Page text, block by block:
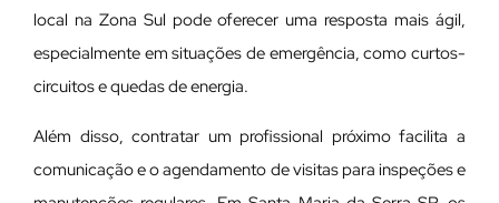
local na Zona Sul pode oferecer uma resposta mais ágil,
especialmente em situações de emergência, como curtos-
circuitos e quedas de energia.
Além disso, contratar um profissional próximo facilita a
comunicação e o agendamento de visitas para inspeções e